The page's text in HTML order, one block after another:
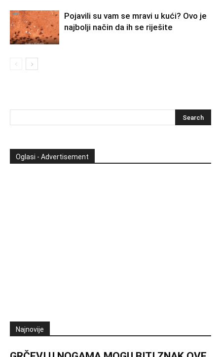
Pojavili su vam se mravi u kući? Ovo je
najbolji način da ih se riješite
Oglasi - Advertisement
Najnovije